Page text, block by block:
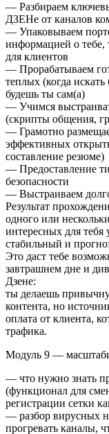
— Разбираем
ДЗЕНе от каналов
— Упаковываем
информацией о
для клиентов
— Прорабатываем
теплых (когда искать
будешь ты сам(а)
— Учимся
(скрипты общения,
— Грамотно
эффективных
составление резюме)
— Предоставление
безопасности
— Выстраиваем
Результат
одного или
интересных для тебя
стабильный и
Это даст тебе
завтрашнем дне и
Дзене:
ты делаешь
контента, но
оплата от клиента,
трафика.
Модуль 9 —
— что нужно знать
(функционал для
регистрации сетки
— разбор вирусных
прогревать каналы,